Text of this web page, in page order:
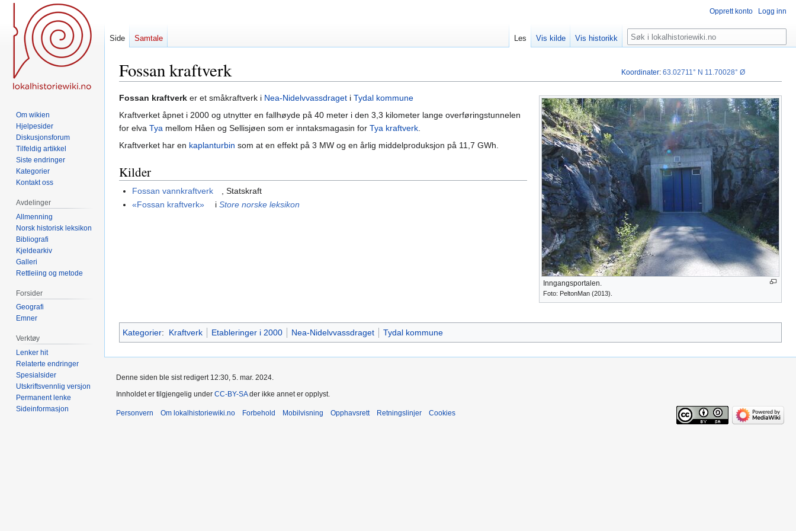
Fossan kraftverk
Hopp
til
navigering
Hopp
til
søk
Inngangsportalen.
Foto: PeltonMan (2013).
Fossan kraftverk er et småkraftverk i Nea-Nidelvvassdraget i Tydal kommune
Kraftverket åpnet i 2000 og utnytter en fallhøyde på 40 meter i den 3,3 kilometer lange overføringstunnelen
for elva Tya mellom Håen og Sellisjøen som er inntaksmagasin for Tya kraftverk.
Kraftverket har en kaplanturbin som at en effekt på 3 MW og en årlig middelproduksjon på 11,7 GWh.
Kilder
Fossan vannkraftverk
, Statskraft
«Fossan kraftverk»
iStore norske leksikon
Koordinater:63.02711° N 11.70028° Ø
Kategorier: Kraftverk Etableringer i 2000 Nea-Nidelvvassdraget Tydal kommune
Opprett konto Logg inn
Side Samtale Les Vis kilde Vis historikk Søk
Om wikien
Hjelpesider
Diskusjonsforum
Tilfeldig artikkel
Siste endringer
Kategorier
Kontakt oss
Avdelinger
Allmenning
Norsk historisk leksikon
Bibliografi
Kjeldearkiv
Galleri
Rettleiing og metode
Forsider
Geografi
Emner
Verktøy
Lenker hit
Relaterte endringer
Spesialsider
Utskriftsvennlig versjon
Permanent lenke
Sideinformasjon
Denne siden ble sist redigert 12:30, 5. mar. 2024.
Innholdet er tilgjengelig under CC-BY-SAder ikke annet er opplyst.
Personvern Om lokalhistoriewiki.no Forbehold Mobilvisning Opphavsrett Retningslinjer Cookies